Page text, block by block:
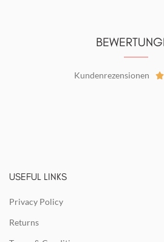
Kundenrezensionen 
USEFUL LINKS
Privacy Policy
Returns